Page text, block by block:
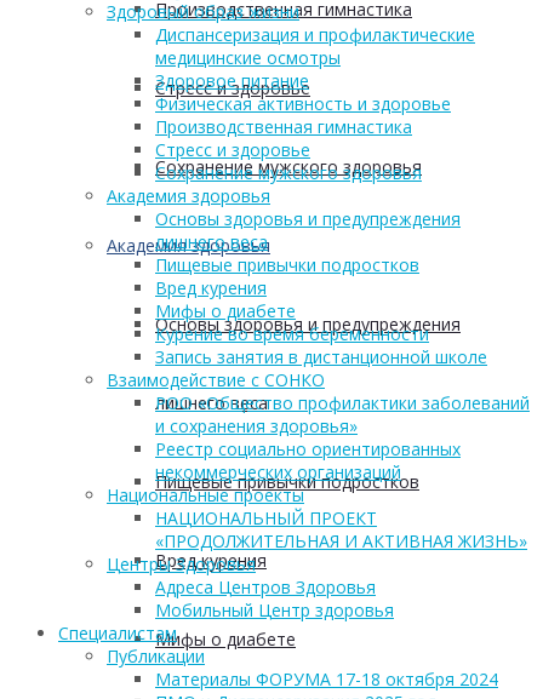
Производственная гимнастика
Стресс и здоровье
Сохранение мужского здоровья
Академия здоровья
Основы здоровья и предупреждения
лишнего веса
Пищевые привычки подростков
Вред курения
Мифы о диабете
Здоровый образ жизни
Диспансеризация и профилактические
медицинские осмотры
Здоровое питание
Физическая активность и здоровье
Производственная гимнастика
Стресс и здоровье
Сохранение мужского здоровья
Академия здоровья
Основы здоровья и предупреждения
лишнего веса
Пищевые привычки подростков
Вред курения
Мифы о диабете
Курение во время беременности
Запись занятия в дистанционной школе
Взаимодействие с СОНКО
РОО «Общество профилактики заболеваний
и сохранения здоровья»
Реестр социально ориентированных
некоммерческих организаций
Национальные проекты
НАЦИОНАЛЬНЫЙ ПРОЕКТ
«ПРОДОЛЖИТЕЛЬНАЯ И АКТИВНАЯ ЖИЗНЬ»
Центры Здоровья
Адреса Центров Здоровья
Мобильный Центр здоровья
Cпециалистам
Публикации
Материалы ФОРУМА 17-18 октября 2024